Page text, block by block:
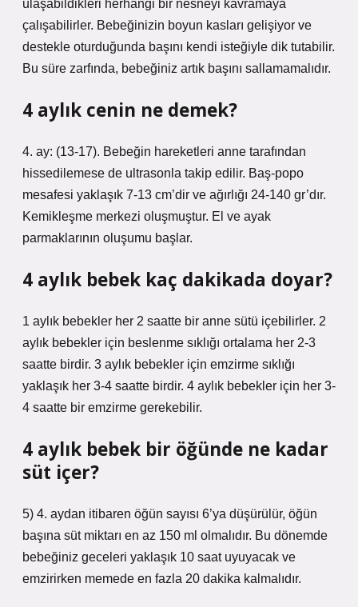
ulaşabildikleri herhangi bir nesneyi kavramaya
çalışabilirler. Bebeğinizin boyun kasları gelişiyor ve
destekle oturduğunda başını kendi isteğiyle dik tutabilir.
Bu süre zarfında, bebeğiniz artık başını sallamamalıdır.
4 aylık cenin ne demek?
4. ay: (13-17). Bebeğin hareketleri anne tarafından
hissedilemese de ultrasonla takip edilir. Baş-popo
mesafesi yaklaşık 7-13 cm’dir ve ağırlığı 24-140 gr’dır.
Kemikleşme merkezi oluşmuştur. El ve ayak
parmaklarının oluşumu başlar.
4 aylık bebek kaç dakikada doyar?
1 aylık bebekler her 2 saatte bir anne sütü içebilirler. 2
aylık bebekler için beslenme sıklığı ortalama her 2-3
saatte birdir. 3 aylık bebekler için emzirme sıklığı
yaklaşık her 3-4 saatte birdir. 4 aylık bebekler için her 3-
4 saatte bir emzirme gerekebilir.
4 aylık bebek bir öğünde ne kadar
süt içer?
5) 4. aydan itibaren öğün sayısı 6’ya düşürülür, öğün
başına süt miktarı en az 150 ml olmalıdır. Bu dönemde
bebeğiniz geceleri yaklaşık 10 saat uyuyacak ve
emzirirken memede en fazla 20 dakika kalmalıdır.